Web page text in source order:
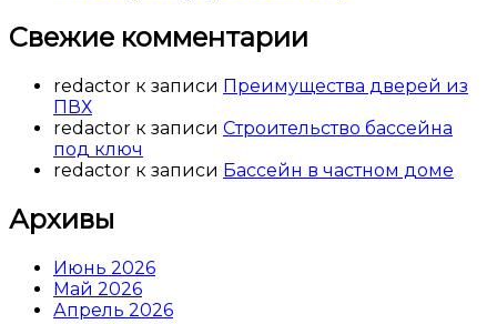
Свежие комментарии
redactor к записи Преимущества дверей из
ПВХ
redactor к записи Строительство бассейна
под ключ
redactor к записи Бассейн в частном доме
Архивы
Июнь 2026
Май 2026
Апрель 2026